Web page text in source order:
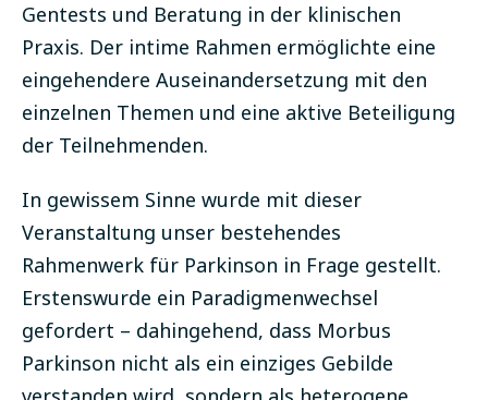
Gentests und Beratung in der klinischen
Praxis. Der intime Rahmen ermöglichte eine
eingehendere Auseinandersetzung mit den
einzelnen Themen und eine aktive Beteiligung
der Teilnehmenden.
In gewissem Sinne wurde mit dieser
Veranstaltung unser bestehendes
Rahmenwerk für Parkinson in Frage gestellt.
Erstenswurde ein Paradigmenwechsel
gefordert – dahingehend, dass Morbus
Parkinson nicht als ein einziges Gebilde